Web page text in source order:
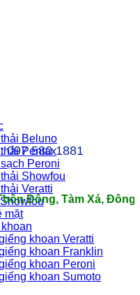
097 580 1881
Đông, Tàm Xá, Đông
Beluno
Pentax
Peroni
Showfou
Veratti
mặt
khoan Veratti
khoan Franklin
khoan Peroni
khoan Sumoto